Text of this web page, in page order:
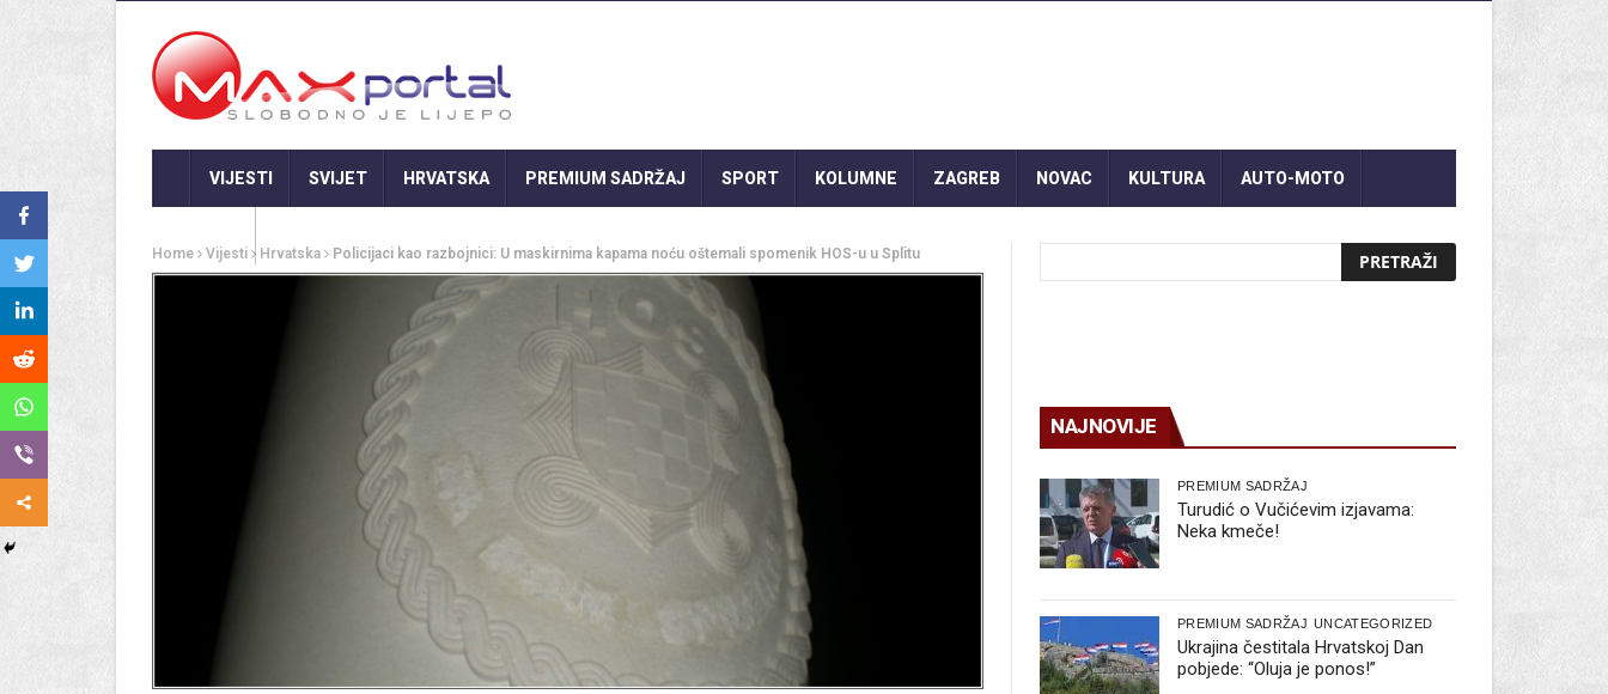
VIJESTI SVIJET HRVATSKA PREMIUM SADRŽAJ SPORT KOLUMNE ZAGREB NOVAC KULTURA AUTO-MOTO
Home Vijesti Hrvatska Policijaci kao razbojnici: U maskirnima kapama noću oštemali spomenik HOS-u u Splitu
NAJNOVIJE
PREMIUM SADRŽAJ
Turudić o Vučićevim izjavama:
Neka kmeče!
PREMIUM SADRŽAJ UNCATEGORIZED
Ukrajina čestitala Hrvatskoj Dan
pobjede: “Oluja je ponos!”